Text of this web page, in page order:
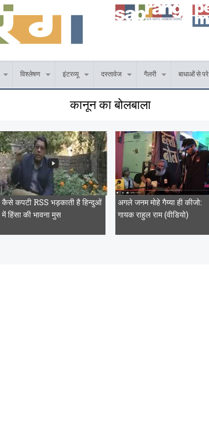
विश्लेषण इंटरव्यू दस्तावेज गैलरी बाधाओं से परे
कानून का बोलबाला
कैसे कपटी RSS भड़काती है हिन्दुओं
में हिंसा की भावना मुस
अगले जनम मोहे गैय्या ही कीजो:
गायक राहुल राम (वीडियो)